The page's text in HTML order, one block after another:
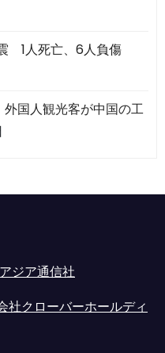
1人死亡、6人負傷
国人観光客が中国の工
ジア通信社
社クローバーホールディ